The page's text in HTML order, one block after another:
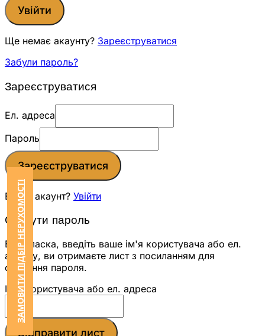
ЗАМОВИТИ ПІДБІР НЕРУХОМОСТІ
Увійти
Ще немає акаунту? Зареєструватися
Забули пароль?
Зареєструватися
Ел. адреса
Пароль
Зареєструватися
Вже є акаунт? Увійти
Скинути пароль
Будь ласка, введіть ваше ім'я користувача або ел.
адресу, ви отримаєте лист з посиланням для
скидання пароля.
Ім'я користувача або ел. адреса
Відправити лист